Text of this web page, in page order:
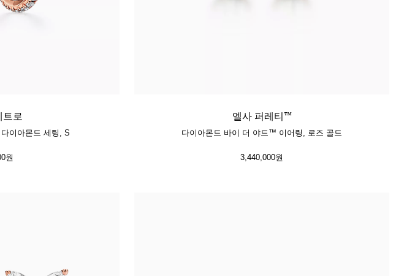
트로
이아몬드 세팅, S
원
엘사 퍼레티™
다이아몬드 바이 더 야드™ 이어링, 로즈 골드
3,440,000원